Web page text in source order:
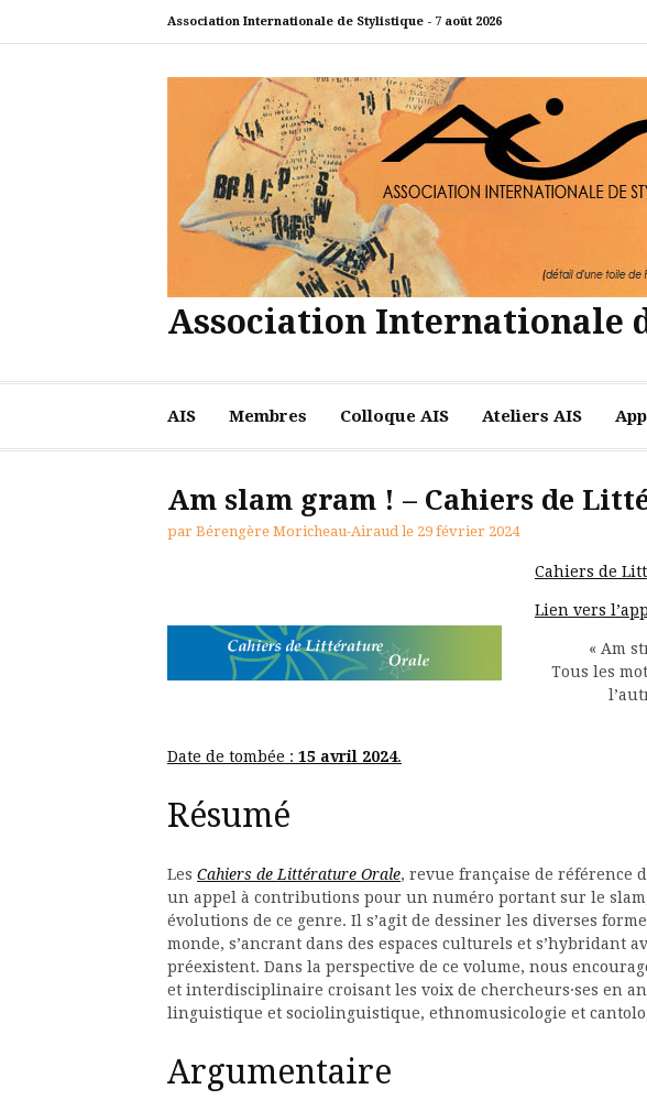
Association Internationale de Stylistique - 7 août 2026
Association Internationale
AIS Membres Colloque AIS Ateliers AIS
Am slam gram ! – Cahiers de
par Bérengère Moricheau-Airaud le 29 février 2024
Cahiers de
Lien vers
« Am
Tous les
Date de tombée : 15 avril 2024.
Résumé
Les Cahiers de Littérature Orale, revue française de référence
un appel à contributions pour un numéro portant sur le
évolutions de ce genre. Il s’agit de dessiner les diverses
monde, s’ancrant dans des espaces culturels et s’hybridant
préexistent. Dans la perspective de ce volume, nous
et interdisciplinaire croisant les voix de chercheurs·ses en
linguistique et sociolinguistique, ethnomusicologie et
Argumentaire